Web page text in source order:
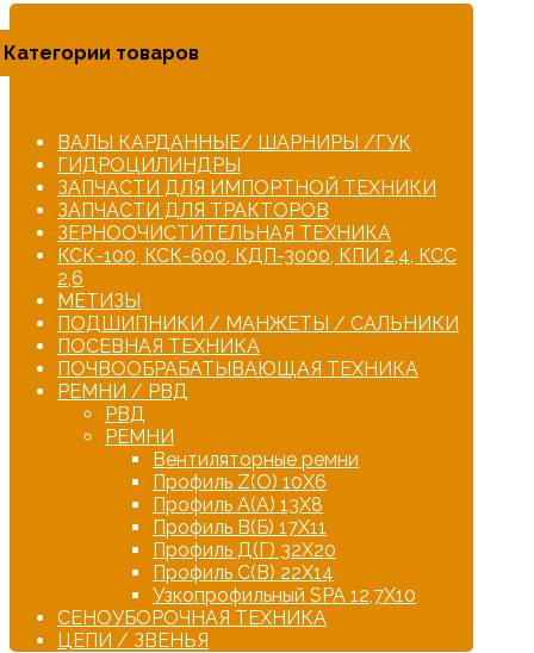
Категории товаров
ВАЛЫ КАРДАННЫЕ/ ШАРНИРЫ /ГУК
ГИДРОЦИЛИНДРЫ
ЗАПЧАСТИ ДЛЯ ИМПОРТНОЙ ТЕХНИКИ
ЗАПЧАСТИ ДЛЯ ТРАКТОРОВ
ЗЕРНООЧИСТИТЕЛЬНАЯ ТЕХНИКА
КСК-100, КСК-600, КДП-3000, КПИ 2,4, КСС
2,6
МЕТИЗЫ
ПОДШИПНИКИ / МАНЖЕТЫ / САЛЬНИКИ
ПОСЕВНАЯ ТЕХНИКА
ПОЧВООБРАБАТЫВАЮЩАЯ ТЕХНИКА
РЕМНИ / РВД
РВД
РЕМНИ
Вентиляторные ремни
Профиль Z(О) 10Х6
Профиль А(А) 13Х8
Профиль В(Б) 17Х11
Профиль Д(Г) 32Х20
Профиль С(В) 22Х14
Узкопрофильный SPA 12,7Х10
СЕНОУБОРОЧНАЯ ТЕХНИКА
ЦЕПИ / ЗВЕНЬЯ